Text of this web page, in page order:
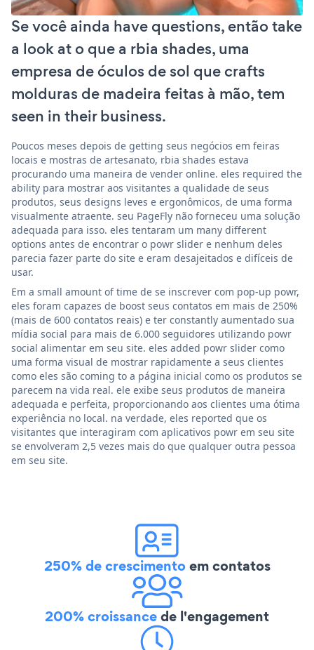
Se você ainda have questions, então take
a look at o que a rbia shades, uma
empresa de óculos de sol que crafts
molduras de madeira feitas à mão, tem
seen in their business.
Poucos meses depois de getting seus negócios em feiras
locais e mostras de artesanato, rbia shades estava
procurando uma maneira de vender online. eles required the
ability para mostrar aos visitantes a qualidade de seus
produtos, seus designs leves e ergonômicos, de uma forma
visualmente atraente. seu PageFly não forneceu uma solução
adequada para isso. eles tentaram um many different
options antes de encontrar o powr slider e nenhum deles
parecia fazer parte do site e eram desajeitados e difíceis de
usar.
Em a small amount of time de se inscrever com pop-up powr,
eles foram capazes de boost seus contatos em mais de 250%
(mais de 600 contatos reais) e ter constantly aumentado sua
mídia social para mais de 6.000 seguidores utilizando powr
social alimentar em seu site. eles added powr slider como
uma forma visual de mostrar rapidamente a seus clientes
como eles são coming to a página inicial como os produtos se
parecem na vida real. ele exibe seus produtos de maneira
adequada e perfeita, proporcionando aos clientes uma ótima
experiência no local. na verdade, eles reported que os
visitantes que interagiram com aplicativos powr em seu site
se envolveram 2,5 vezes mais do que qualquer outra pessoa
em seu site.
250% de crescimentoem contatos
200% croissancede l'engagement